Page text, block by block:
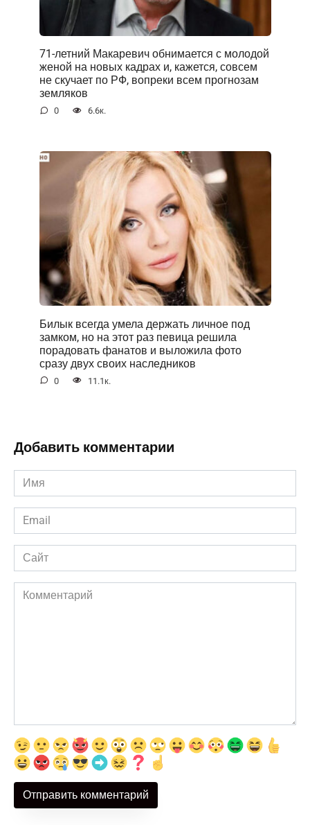
71-летний Макаревич обнимается с молодой
женой на новых кадрах и, кажется, совсем
не скучает по РФ, вопреки всем прогнозам
земляков
0 6.6к.
Билык всегда умела держать личное под
замком, но на этот раз певица решила
порадовать фанатов и выложила фото
сразу двух своих наследников
0 11.1к.
Добавить комментарии
Имя
*
Email
*
Сайт
Комментарий